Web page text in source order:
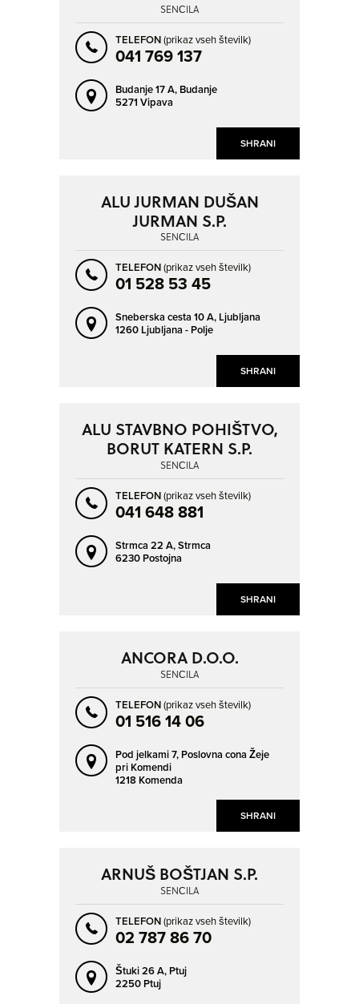
SHRANI
SENČILA
TELEFON(prikaz vseh številk)
041 769 137
Budanje 17 A, Budanje
5271 Vipava
SHRANI
ALU JURMAN DUŠAN
JURMAN S.P.
SENČILA
TELEFON(prikaz vseh številk)
01 528 53 45
Sneberska cesta 10 A, Ljubljana
1260 Ljubljana - Polje
SHRANI
ALU STAVBNO POHIŠTVO,
BORUT KATERN S.P.
SENČILA
TELEFON(prikaz vseh številk)
041 648 881
Strmca 22 A,Strmca
6230 Postojna
SHRANI
ANCORA D.O.O.
SENČILA
TELEFON(prikaz vseh številk)
01 516 14 06
Pod jelkami 7, Poslovna cona Žeje
pri Komendi
1218 Komenda
ARNUŠ BOŠTJAN S.P.
SENČILA
TELEFON(prikaz vseh številk)
02 787 86 70
Štuki 26 A, Ptuj
2250 Ptuj